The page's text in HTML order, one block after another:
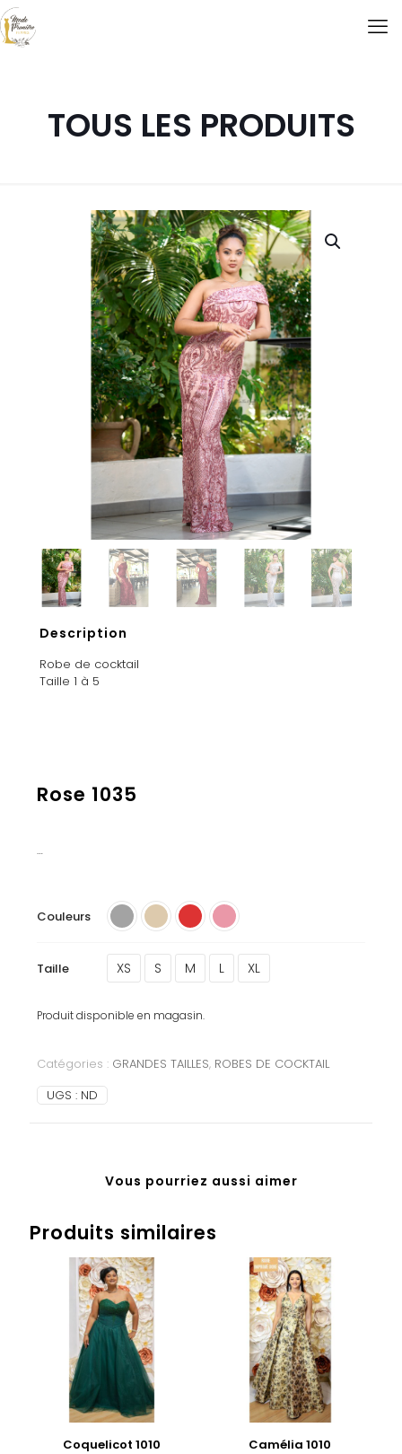
TOUS LES PRODUITS
Description
Robe de cocktail
Taille 1 à 5
Rose 1035
…
Couleurs
Taille XS S M L XL
Produit disponible en magasin.
Catégories : GRANDES TAILLES, ROBES DE COCKTAIL
UGS : ND
Vous pourriez aussi aimer
Produits similaires
Coquelicot 1010 Camélia 1010